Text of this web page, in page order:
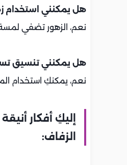
هل يمكنني استخدام
نعم، الزهور تضفي
هل يمكنني تنسيق
نعم، يمكنكِ استخدام
إليكِ أفكار
الزفاف: